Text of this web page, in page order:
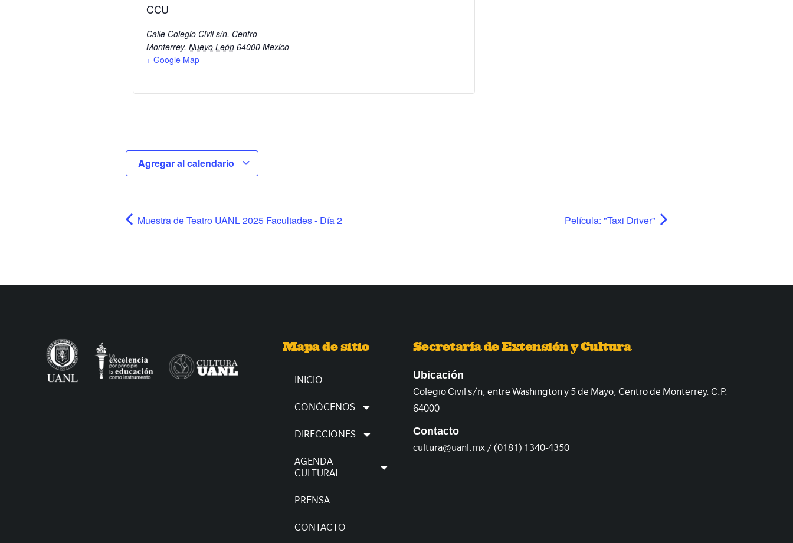
CCU
Calle Colegio Civil s/n, Centro
Monterrey, Nuevo León 64000 Mexico
+ Google Map
Agregar al calendario
Muestra de Teatro UANL 2025 Facultades - Día 2 Película: "Taxi Driver"
Mapa de sitio
INICIO
CONÓCENOS
DIRECCIONES
AGENDA
CULTURAL
PRENSA
CONTACTO
Secretaría de Extensión y Cultura
Ubicación
Colegio Civil s/n, entre Washington y 5 de Mayo, Centro de Monterrey. C.P.
64000
Contacto
cultura@uanl.mx / (0181) 1340-4350